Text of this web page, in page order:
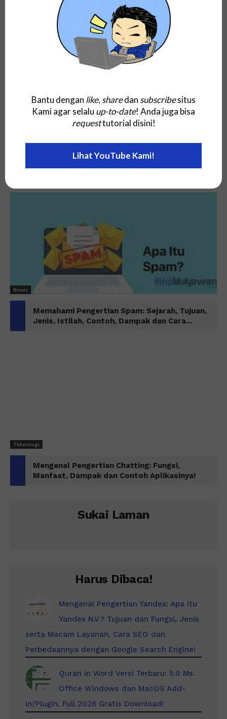
Umpan Klik? Jenis, Ciri, Dampak dan...
Dampak, Contoh, Cara Mengukur, Mengetahui
dan...
Bisnis
Memahami Pengertian Spam: Sejarah, Tujuan,
Jenis, Istilah, Contoh, Dampak dan Cara...
Teknologi
Mengenal Pengertian Chatting: Fungsi,
Manfaat, Dampak dan Contoh Aplikasinya!
Sukai Laman
Harus Dibaca!
Mengenal Pengertian Yandex: Apa itu
Yandex N.V.? Tujuan dan Fungsi, Jenis
serta Macam Layanan, Cara SEO dan
Perbedaannya dengan Google Search Engine!
Quran in Word Versi Terbaru: 5.0 Ms.
Office Windows dan MacOS Add-
In/Plugin, Full 2026 Gratis Download!
Bantu dengan like, sharedan subscribesitus
Kami agar selalu up-to-date! Anda juga bisa
requesttutorial disini!
Lihat YouTube Kami!